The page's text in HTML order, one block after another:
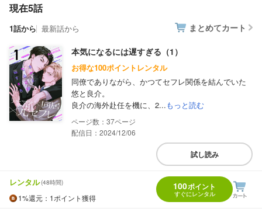
現在5話
1話から 最新話から まとめてカート
本気になるには遅すぎる（1）
お得な100ポイントレンタル
同僚でありながら、かつてセフレ関係を結んでいた
悠と良介。
良介の海外赴任を機に、2...もっと読む
37
配信日：2024/12/06
試し読み
レンタル(48時間)
1%還元 ：1ポイント獲得
100ポイント
すぐにレンタル